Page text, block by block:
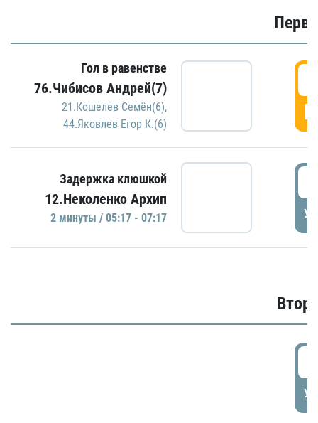
Гол в равенстве
76.Чибисов Андрей(7)
21.Кошелев Семён(6),
44.Яковлев Егор К.(6)
Задержка клюшкой
12.Неколенко Архип
2 минуты / 05:17 - 07:17